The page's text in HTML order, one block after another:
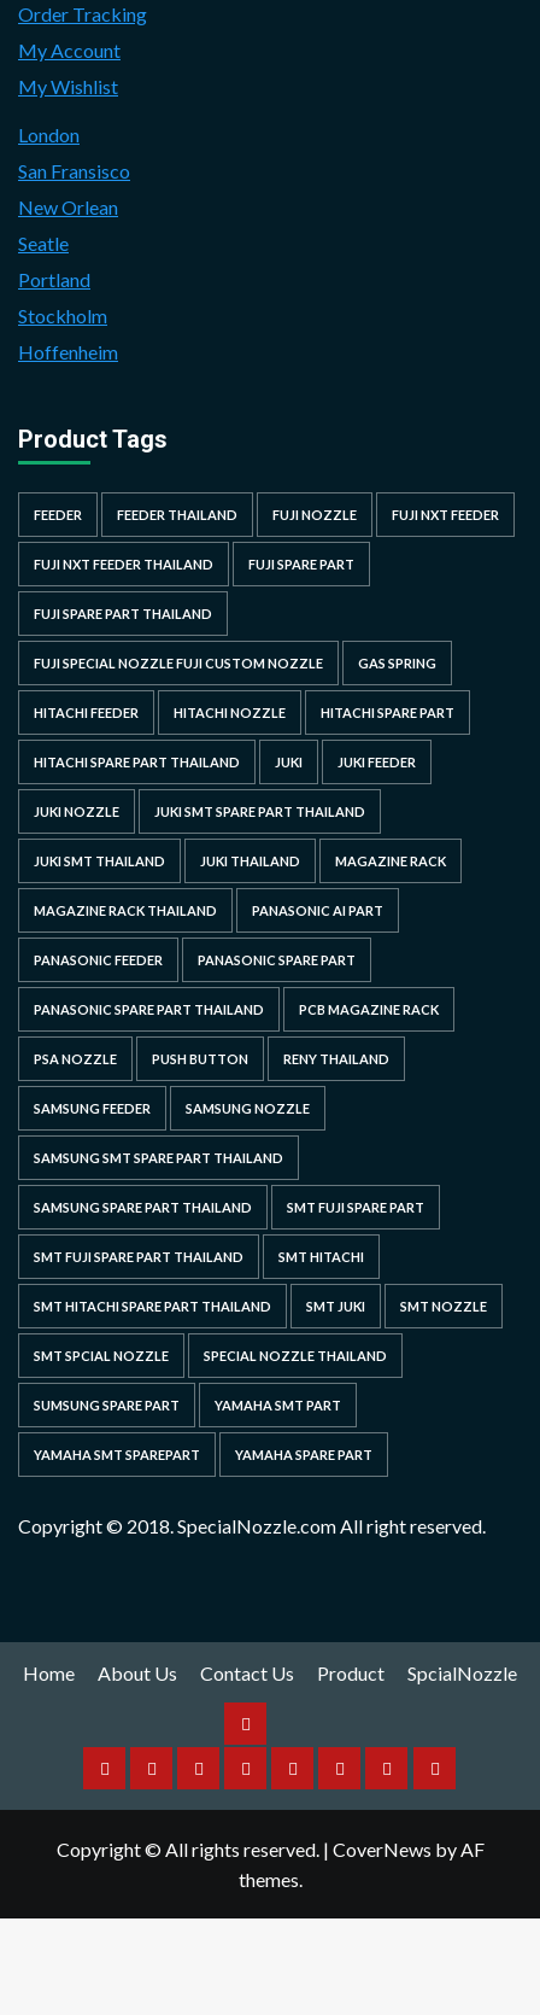
Order Tracking
My Account
My Wishlist
London
San Fransisco
New Orlean
Seatle
Portland
Stockholm
Hoffenheim
Product Tags
FEEDER FEEDER THAILAND FUJI NOZZLE FUJI NXT FEEDER
FUJI NXT FEEDER THAILAND FUJI SPARE PART
FUJI SPARE PART THAILAND
FUJI SPECIAL NOZZLE FUJI CUSTOM NOZZLE GAS SPRING
HITACHI FEEDER HITACHI NOZZLE HITACHI SPARE PART
HITACHI SPARE PART THAILAND JUKI JUKI FEEDER
JUKI NOZZLE JUKI SMT SPARE PART THAILAND
JUKI SMT THAILAND JUKI THAILAND MAGAZINE RACK
MAGAZINE RACK THAILAND PANASONIC AI PART
PANASONIC FEEDER PANASONIC SPARE PART
PANASONIC SPARE PART THAILAND PCB MAGAZINE RACK
PSA NOZZLE PUSH BUTTON RENY THAILAND
SAMSUNG FEEDER SAMSUNG NOZZLE
SAMSUNG SMT SPARE PART THAILAND
SAMSUNG SPARE PART THAILAND SMT FUJI SPARE PART
SMT FUJI SPARE PART THAILAND SMT HITACHI
SMT HITACHI SPARE PART THAILAND SMT JUKI SMT NOZZLE
SMT SPCIAL NOZZLE SPECIAL NOZZLE THAILAND
SUMSUNG SPARE PART YAMAHA SMT PART
YAMAHA SMT SPAREPART YAMAHA SPARE PART
Copyright © 2018. SpecialNozzle.com All right reserved.
Home About Us Contact Us Product SpcialNozzle
HomeAboutContact
Product
SpareYamaha
I
HitachiSpcialNozzle
Copyright © All rights reserved. | CoverNews by AF
themes.